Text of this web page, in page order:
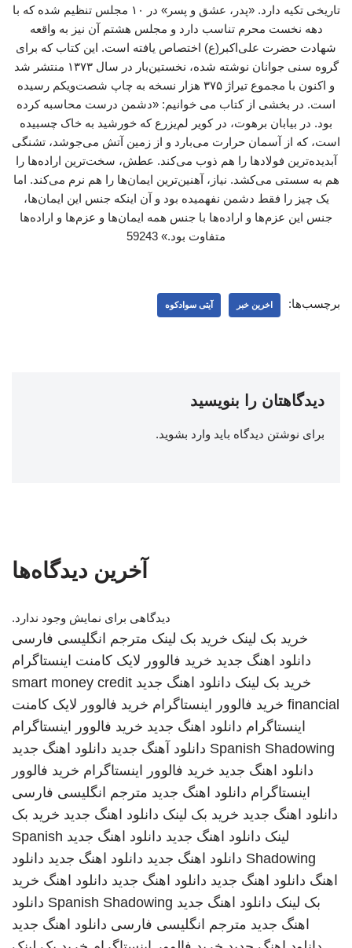
تاریخی تکیه دارد. «پدر، عشق و پسر» در ۱۰ مجلس تنظیم شده که با
دهه نخست محرم تناسب دارد و مجلس هشتم آن نیز به واقعه
شهادت حضرت علی‌اکبر(ع) اختصاص یافته است. این کتاب که برای
گروه سنی جوانان نوشته شده، نخستین‌بار در سال ۱۳۷۳ منتشر شد
و اکنون با مجموع تیراژ ۳۷۵ هزار نسخه به چاپ شصت‌ویکم رسیده
است. در بخشی از کتاب می خوانیم: «دشمن درست محاسبه کرده
بود. در بیابان برهوت، در کویر لم‌یزرع که خورشید به خاک چسبیده
است، که از آسمان حرارت می‌بارد و از زمین آتش می‌جوشد، تشنگی
آبدیده‌ترین فولادها را هم ذوب می‌کند. عطش، سخت‌ترین اراده‌ها را
هم به سستی می‌کشد. نیاز، آهنین‌ترین ایمان‌ها را هم نرم می‌کند. اما
یک چیز را فقط دشمن نفهمیده بود و آن اینکه جنس این ایمان‌ها،
جنس این عزم‌ها و اراده‌ها با جنس همه ایمان‌ها و عزم‌ها و اراده‌ها
متفاوت بود.» 59243
برچسب‌ها: اخرین خبر آیتی سوادکوه
دیدگاهتان را بنویسید
برای نوشتن دیدگاه باید وارد بشوید.
آخرین دیدگاه‌ها
دیدگاهی برای نمایش وجود ندارد.
خرید بک لینک خرید بک لینک مترجم انگلیسی فارسی
دانلود اهنگ جدید خرید فالوور لایک کامنت اینستاگرام
خرید بک لینک دانلود اهنگ جدید smart money credit
financial خرید فالوور اینستاگرام خرید فالوور لایک کامنت
اینستاگرام دانلود اهنگ جدید خرید فالوور اینستاگرام
Spanish Shadowing دانلود آهنگ جدید دانلود اهنگ جدید
دانلود اهنگ جدید خرید فالوور اینستاگرام خرید فالوور
اینستاگرام دانلود اهنگ جدید مترجم انگلیسی فارسی
دانلود اهنگ جدید خرید بک لینک دانلود اهنگ جدید خرید بک
لینک دانلود اهنگ جدید دانلود اهنگ جدید Spanish
Shadowing دانلود اهنگ جدید دانلود اهنگ جدید دانلود
اهنگ دانلود اهنگ جدید دانلود اهنگ جدید دانلود اهنگ خرید
بک لینک دانلود اهنگ جدید Spanish Shadowing دانلود
اهنگ جدید مترجم انگلیسی فارسی دانلود اهنگ جدید